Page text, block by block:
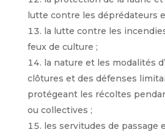
lutte contre les déprédateurs
la lutte contre les
feux de culture ;
la nature et les modalités
clôtures et des défenses
protégeant les récoltes
ou collectives ;
les servitudes de passage